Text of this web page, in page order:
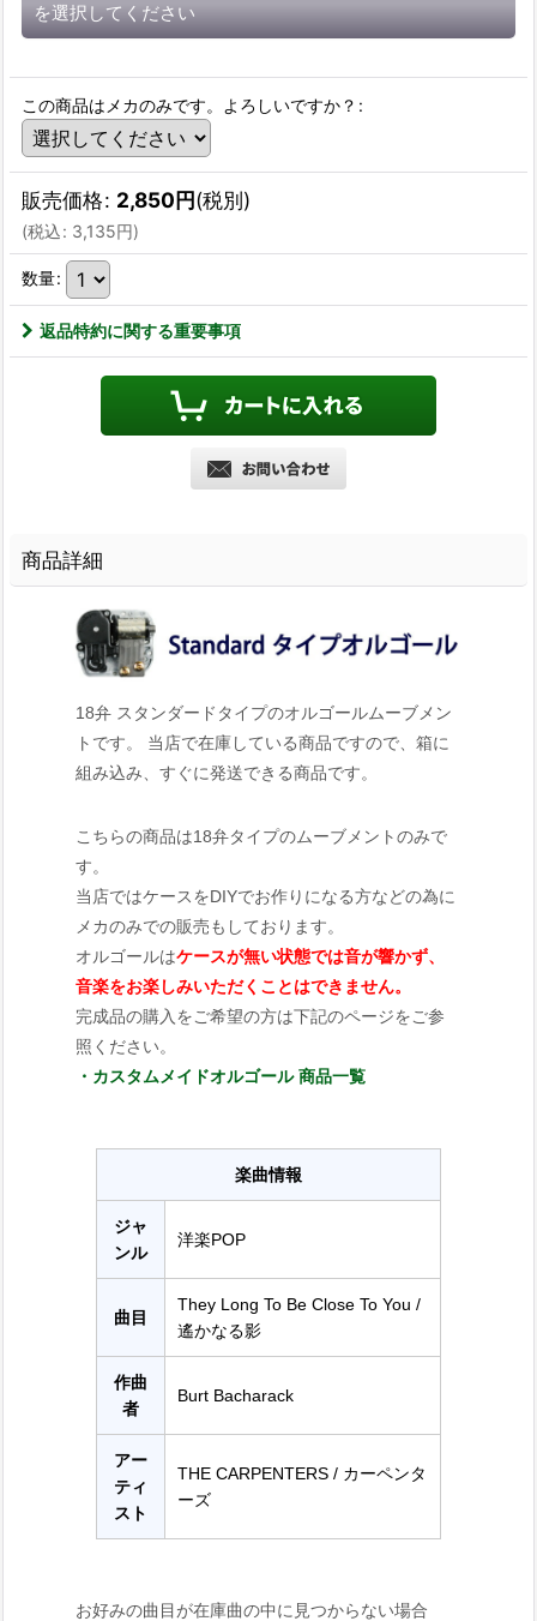
を選択してください
この商品はメカのみです。よろしいですか？ :
販売価格: 2,850円(税別)
(税込: 3,135円)
数量:
返品特約に関する重要事項
商品詳細
18弁 スタンダードタイプのオルゴールムーブメン
トです。 当店で在庫している商品ですので、箱に
組み込み、すぐに発送できる商品です。
こちらの商品は18弁タイプのムーブメントのみで
す。
当店ではケースをDIYでお作りになる方などの為に
メカのみでの販売もしております。
オルゴールはケースが無い状態では音が響かず、
音楽をお楽しみいただくことはできません。
完成品の購入をご希望の方は下記のページをご参
照ください。
・カスタムメイドオルゴール 商品一覧
楽曲情報
ジャ
ンル
洋楽POP
曲目
They Long To Be Close To You /
遙かなる影
作曲
者
Burt Bacharack
アー
ティ
スト
THE CARPENTERS / カーペンタ
ーズ
お好みの曲目が在庫曲の中に見つからない場合